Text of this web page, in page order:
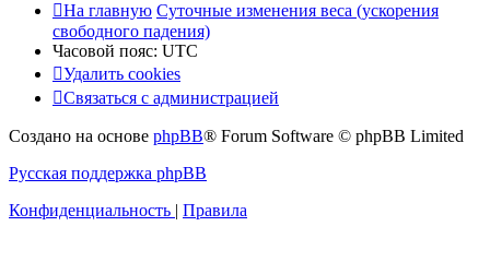
На главную Суточные изменения веса (ускорения
свободного падения)
Часовой пояс: UTC
Удалить cookies
Связаться с администрацией
Создано на основе phpBB® Forum Software © phpBB Limited
Русская поддержка phpBB
Конфиденциальность | Правила